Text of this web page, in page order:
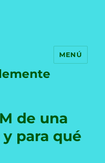
MENÚ
de una
para qué